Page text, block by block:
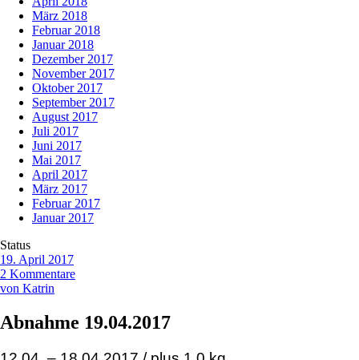
März 2018
Februar 2018
Januar 2018
Dezember 2017
November 2017
Oktober 2017
September 2017
August 2017
Juli 2017
Juni 2017
Mai 2017
April 2017
März 2017
Februar 2017
Januar 2017
Status
19. April 2017
2 Kommentare
von Katrin
Abnahme 19.04.2017